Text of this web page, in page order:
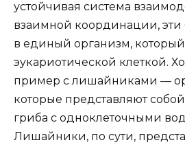
устойчивая система
взаимной координации, эти
в единый организм,
эукариотической клеткой.
пример с лишайниками —
которые представляют
гриба с одноклеточными
Лишайники, по сути,